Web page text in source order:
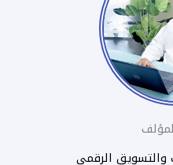
والتسويق الرقمي